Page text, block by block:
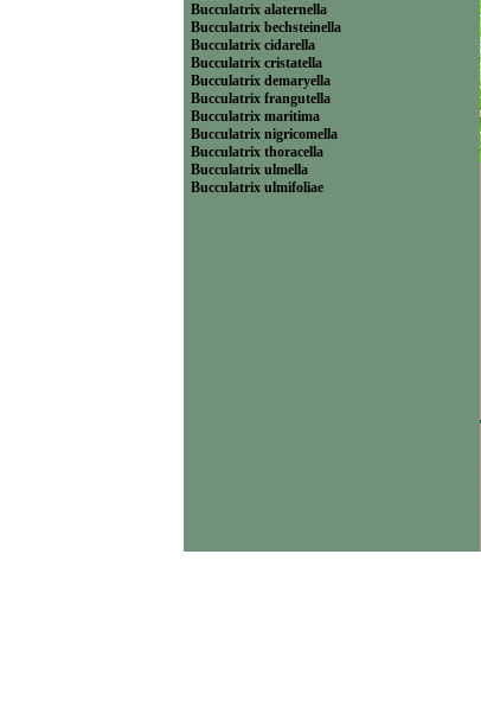
Bucculatrix alaternella
Bucculatrix bechsteinella
Bucculatrix cidarella
Bucculatrix cristatella
Bucculatrix demaryella
Bucculatrix frangutella
Bucculatrix maritima
Bucculatrix nigricomella
Bucculatrix thoracella
Bucculatrix ulmella
Bucculatrix ulmifoliae